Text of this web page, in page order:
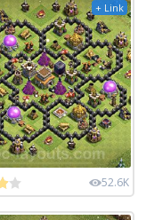
+ Link
52.6K